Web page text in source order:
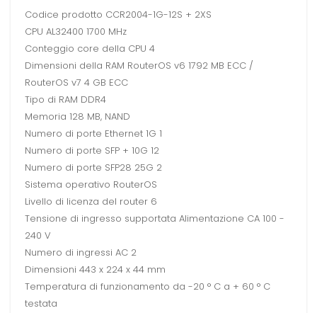
Codice prodotto CCR2004-1G-12S + 2XS
CPU AL32400 1700 MHz
Conteggio core della CPU 4
Dimensioni della RAM RouterOS v6 1792 MB ECC /
RouterOS v7 4 GB ECC
Tipo di RAM DDR4
Memoria 128 MB, NAND
Numero di porte Ethernet 1G 1
Numero di porte SFP + 10G 12
Numero di porte SFP28 25G 2
Sistema operativo RouterOS
Livello di licenza del router 6
Tensione di ingresso supportata Alimentazione CA 100 -
240 V
Numero di ingressi AC 2
Dimensioni 443 x 224 x 44 mm
Temperatura di funzionamento da -20 ° C a + 60 ° C
testata